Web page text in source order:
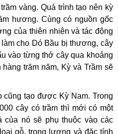
vàng. Quá trình tạo nên kỳ
hương. Cùng có nguồn gốc
của thiên nhiên và tác động
cho Dó Bầu bị thương, cây
vào từng thớ cây qua khoảng
trăm năm, Kỳ và Trầm sẽ
cũng tạo được Kỳ Nam. Trong
cây có trầm thì mới có một
của nó sẽ phụ thuộc vào các
gỗ, trọng lượng và đặc tính